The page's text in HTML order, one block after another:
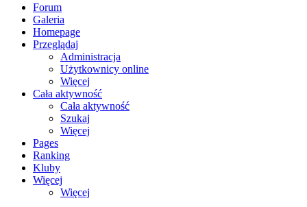
Forum
Galeria
Homepage
Przeglądaj
Administracja
Użytkownicy online
Więcej
Cała aktywność
Cała aktywność
Szukaj
Więcej
Pages
Ranking
Kluby
Więcej
Więcej